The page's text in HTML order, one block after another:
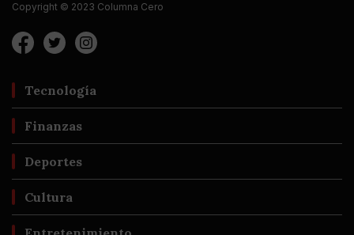
Copyright © 2023 Columna Cero
Tecnología
Finanzas
Deportes
Cultura